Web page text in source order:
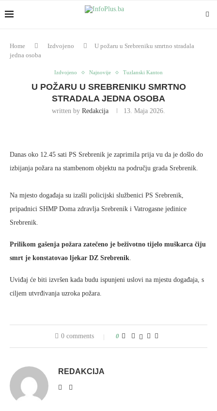
Home Izdvojeno
U požaru u Srebreniku smrtno stradala
jedna osoba
Izdvojeno Najnovije Tuzlanski Kanton
U POŽARU U SREBRENIKU SMRTNO
STRADALA JEDNA OSOBA
written by Redakcija 13. Maja 2026.
Danas oko 12.45 sati PS Srebrenik je zaprimila prija vu da je došlo do
izbijanja požara na stambenom objektu na području grada Srebrenik.
Na mjesto događaja su izašli policijski službenici PS Srebrenik,
pripadnici SHMP Doma zdravlja Srebrenik i Vatrogasne jedinice
Srebrenik.
Prilikom gašenja požara zatečeno je beživotno tijelo muškarca čiju
smrt je konstatovao ljekar DZ Srebrenik.
Uviđaj će biti izvršen kada budu ispunjeni uslovi na mjestu događaja, s
ciljem utvrđivanja uzroka požara.
0 comments 0
REDAKCIJA